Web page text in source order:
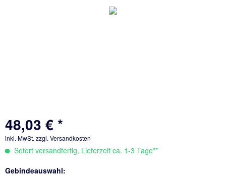
48,03 € *
inkl. MwSt. zzgl. Versandkosten
Sofort versandfertig, Lieferzeit ca. 1-3 Tage**
Gebindeauswahl: